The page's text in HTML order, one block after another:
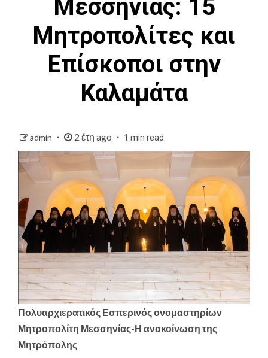
Μεσσηνίας: 15
Μητροπολίτες και
Επίσκοποι στην
Καλαμάτα
admin 2 έτη ago 1 min read
Πολυαρχιερατικός Εσπερινός ονομαστηρίων
Μητροπολίτη Μεσσηνίας-Η ανακοίνωση της
Μητρόπολης